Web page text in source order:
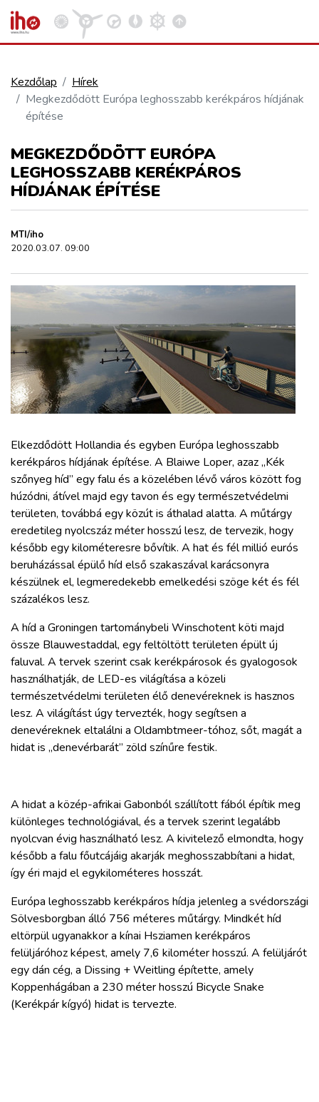
VASÚT
KÖZÚT
REPÜLÉS
KÖZLEKEDÉSFEJLESZTÉS
ZÖLDÚT
HAJÓZÁS
BLOG
ARCHÍVUM
WEBSHOP
BELÉPÉS
REGISZTRÁCIÓ
Kezdőlap
Hírek
Megkezdődött Európa leghosszabb kerékpáros hídjának
építése
MEGKEZDŐDÖTT EURÓPA
LEGHOSSZABB KERÉKPÁROS
HÍDJÁNAK ÉPÍTÉSE
MTI/iho
2020.03.07. 09:00
Elkezdődött Hollandia és egyben Európa leghosszabb
kerékpáros hídjának építése. A Blaiwe Loper, azaz „Kék
szőnyeg híd” egy falu és a közelében lévő város között fog
húzódni, átível majd egy tavon és egy természetvédelmi
területen, továbbá egy közút is áthalad alatta. A műtárgy
eredetileg nyolcszáz méter hosszú lesz, de tervezik, hogy
később egy kilométeresre bővítik. A hat és fél millió eurós
beruházással épülő híd első szakaszával karácsonyra
készülnek el, legmeredekebb emelkedési szöge két és fél
százalékos lesz.
A híd a Groningen tartománybeli Winschotent köti majd
össze Blauwestaddal, egy feltöltött területen épült új
faluval. A tervek szerint csak kerékpárosok és gyalogosok
használhatják, de LED-es világítása a közeli
természetvédelmi területen élő denevéreknek is hasznos
lesz. A világítást úgy tervezték, hogy segítsen a
denevéreknek eltalálni a Oldambtmeer-tóhoz, sőt, magát a
hidat is „denevérbarát” zöld színűre festik.
A hidat a közép-afrikai Gabonból szállított fából építik meg
különleges technológiával, és a tervek szerint legalább
nyolcvan évig használható lesz. A kivitelező elmondta, hogy
később a falu főutcájáig akarják meghosszabbítani a hidat,
így éri majd el egykilométeres hosszát.
Európa leghosszabb kerékpáros hídja jelenleg a svédországi
Sölvesborgban álló 756 méteres műtárgy. Mindkét híd
eltörpül ugyanakkor a kínai Hsziamen kerékpáros
felüljáróhoz képest, amely 7,6 kilométer hosszú. A felüljárót
egy dán cég, a Dissing + Weitling építette, amely
Koppenhágában a 230 méter hosszú Bicycle Snake
(Kerékpár kígyó) hidat is tervezte.